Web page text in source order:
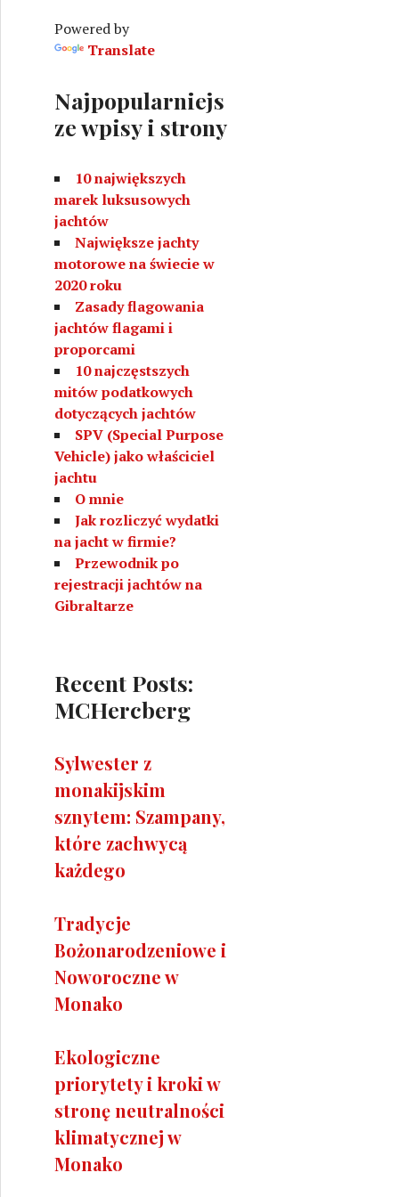
a
Powered by
Translate
Najpopularniejs
ze wpisy i strony
10 największych
marek luksusowych
jachtów
Największe jachty
motorowe na świecie w
2020 roku
Zasady flagowania
jachtów flagami i
proporcami
10 najczęstszych
mitów podatkowych
dotyczących jachtów
SPV (Special Purpose
Vehicle) jako właściciel
jachtu
O mnie
Jak rozliczyć wydatki
na jacht w firmie?
Przewodnik po
rejestracji jachtów na
Gibraltarze
Recent Posts:
MCHercberg
Sylwester z
monakijskim
sznytem: Szampany,
które zachwycą
każdego
Tradycje
Bożonarodzeniowe i
Noworoczne w
Monako
Ekologiczne
priorytety i kroki w
stronę neutralności
klimatycznej w
Monako